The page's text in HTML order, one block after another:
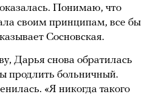
Понимаю, что
своим принципам, все бы
Сосновская.
Дарья снова обратилась
продлить больничный.
«Я никогда такого